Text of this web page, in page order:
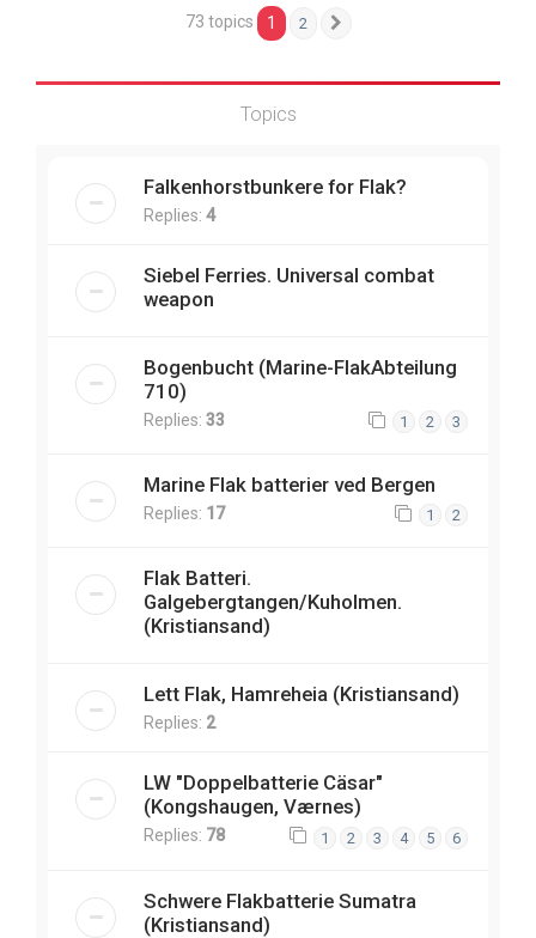
73 topics 1 2
Topics
Falkenhorstbunkere for Flak?
Replies: 4
Siebel Ferries. Universal combat
weapon
Bogenbucht (Marine-FlakAbteilung
710)
Replies: 33 1 2 3
Marine Flak batterier ved Bergen
Replies: 17 1 2
Flak Batteri.
Galgebergtangen/Kuholmen.
(Kristiansand)
Lett Flak, Hamreheia (Kristiansand)
Replies: 2
LW "Doppelbatterie Cäsar"
(Kongshaugen, Værnes)
Replies: 78 1 2 3 4 5 6
Schwere Flakbatterie Sumatra
(Kristiansand)